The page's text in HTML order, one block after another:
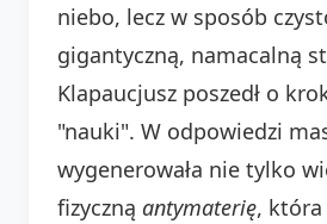
niebo, lecz w sposób
gigantyczną, namacalną
Klapaucjusz poszedł o
"nauki". W odpowiedzi
wygenerowała nie tylko
fizyczną antymaterię, która